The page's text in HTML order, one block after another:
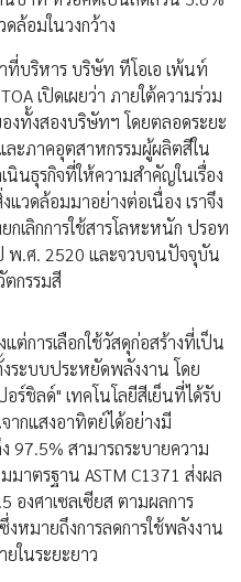
ล้อมในวงกว้าง
บริหาร บริษัท ทีโอเอ เพ้นท์
เปิดเผยว่า ภายใต้ความร่วม
งทั้งสองบริษัทฯ โดยตลอดระยะ
ละภาคอุตสาหกรรมผู้ผลิตสีใน
นธุรกิจที่ให้ความสำคัญในเรื่อง
วดล้อมมาอย่างต่อเนื่อง เราจึง
เลิกการใช้สารโลหะหนัก ปรอท
พ.ศ. 2520 และจวบจนปัจจุบัน
ตกรรมสี
การเลือกใช้วัสดุก่อสร้างที่เป็น
ระบบประหยัดพลังงาน โดย
ร์ชิลด์" เทคโนโลยีสีเย็นที่ได้รับ
กแสงอาทิตย์ได้อย่างมี
97.5% สามารถระบายความ
าตรฐาน ASTM C1371 ส่งผล
องศาเซลเซียส ตามผลการ
หมายถึงการลดการใช้พลังงาน
ยในระยะยาว